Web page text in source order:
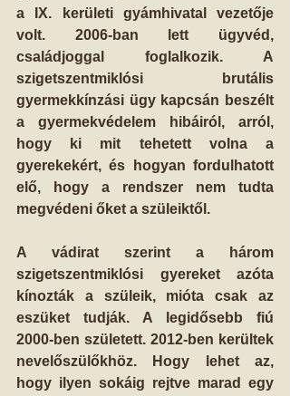
a IX. kerületi gyámhivatal vezetője
volt. 2006-ban lett ügyvéd,
családjoggal foglalkozik. A
szigetszentmiklósi brutális
gyermekkínzási ügy kapcsán beszélt
a gyermekvédelem hibáiról, arról,
hogy ki mit tehetett volna a
gyerekekért, és hogyan fordulhatott
elő, hogy a rendszer nem tudta
megvédeni őket a szüleiktől.
A vádirat szerint a három
szigetszentmiklósi gyereket azóta
kínozták a szüleik, mióta csak az
eszüket tudják. A legidősebb fiú
2000-ben született. 2012-ben kerültek
nevelőszülőkhöz. Hogy lehet az,
hogy ilyen sokáig rejtve marad egy